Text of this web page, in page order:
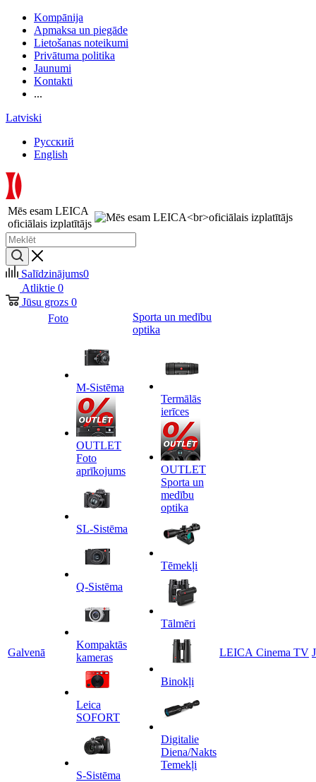
Kompānija
Apmaksa un piegāde
Lietošanas noteikumi
Privātuma politika
Jaunumi
Kontakti
...
Latviski
Русский
English
Mēs esam LEICA
oficiālais izplatītājs
Salīdzinājums0
Atliktie 0
Jūsu grozs 0
Galvenā
Foto
M-Sistēma
OUTLET
Foto
aprīkojums
SL-Sistēma
Q-Sistēma
Kompaktās
kameras
Leica
SOFORT
S-Sistēma
Sporta un medību
optika
Termālās
ierīces
OUTLET
Sporta un
medību
optika
Tēmekļi
Tālmēri
Binokļi
Digitalie
Diena/Nakts
Temekļi
LEICA Cinema TV